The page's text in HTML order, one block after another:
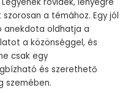
a témához. Egy jól
anekdota oldhatja a
a közönséggel, és
csak egy
és szerethető
szemében.